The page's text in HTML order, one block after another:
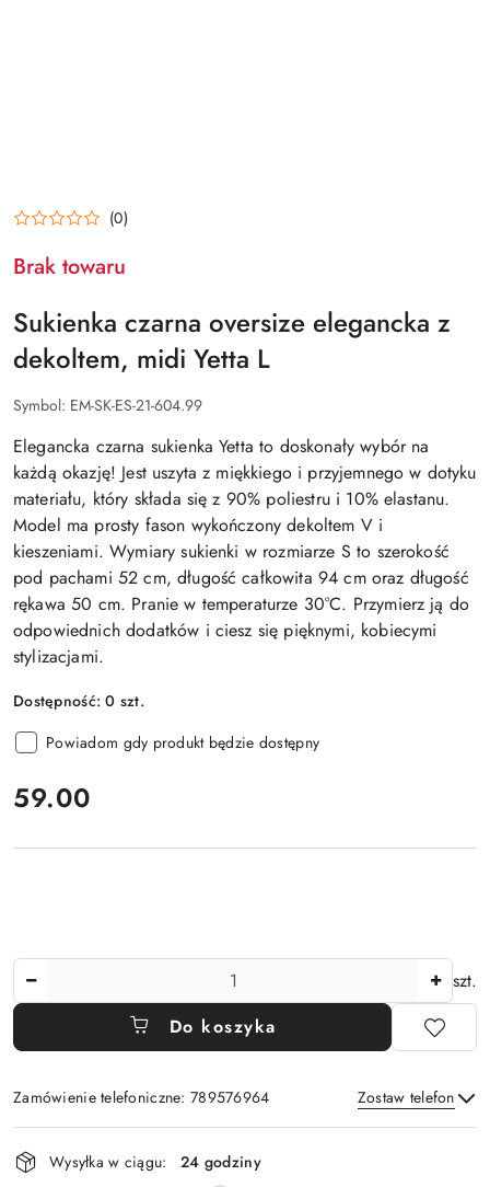
(0)
Brak towaru
Sukienka czarna oversize elegancka z
dekoltem, midi Yetta L
Symbol: EM-SK-ES-21-604.99
Elegancka czarna sukienka Yetta to doskonały wybór na
każdą okazję! Jest uszyta z miękkiego i przyjemnego w dotyku
materiału, który składa się z 90% poliestru i 10% elastanu.
Model ma prosty fason wykończony dekoltem V i
kieszeniami. Wymiary sukienki w rozmiarze S to szerokość
pod pachami 52 cm, długość całkowita 94 cm oraz długość
rękawa 50 cm. Pranie w temperaturze 30°C. Przymierz ją do
odpowiednich dodatków i ciesz się pięknymi, kobiecymi
stylizacjami.
Dostępność:0 szt.
Powiadom gdy produkt będzie dostępny
cena:
59.00
szt.
Do koszyka
Zamówienie telefoniczne: 789576964 Zostaw telefon
Dostępność
i
Wysyłka w ciągu:
24 godziny